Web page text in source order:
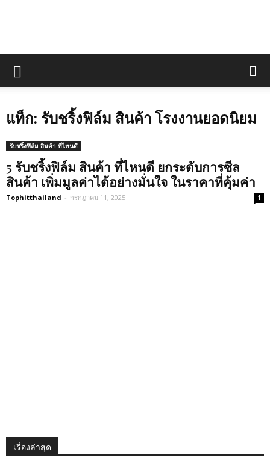
แท็ก: รับชริ้งฟิล์ม สินค้า โรงงานยอดนิยม
รับชริ้งฟิล์ม สินค้า ที่ไหนดี
5 รับชริ้งฟิล์ม สินค้า ที่ไหนดี ยกระดับการซีล
สินค้า เพิ่มมูลค่าได้อย่างมั่นใจ ในราคาที่คุ้มค่า
Tophitthailand - กรกฎาคม 11, 2025 1
เรื่องล่าสุด